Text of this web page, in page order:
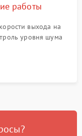
работы
выхода на
уровня шума
и корректного
оттайки.